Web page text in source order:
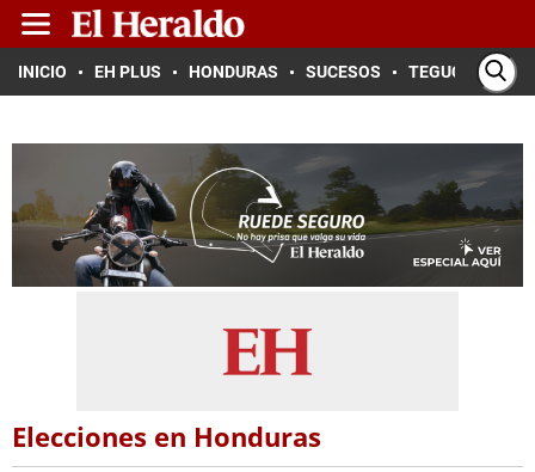
INICIO EH PLUS HONDURAS SUCESOS TEGUCIGALPA
Elecciones en Honduras